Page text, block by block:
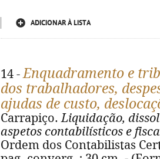
ADICIONAR À LISTA
14 -Enquadramento e
dos trabalhadores,
ajudas de custo,
Carrapiço.Liquidação,
aspetos contabilísticos e
Ordem dos Contabilistas